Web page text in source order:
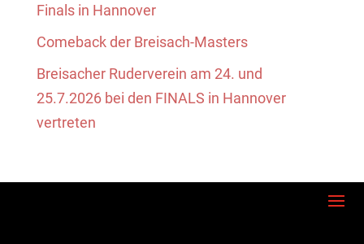
Finals in Hannover
Comeback der Breisach-Masters
Breisacher Ruderverein am 24. und
25.7.2026 bei den FINALS in Hannover
vertreten